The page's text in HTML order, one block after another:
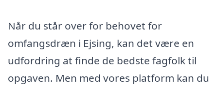
Når du står over for behovet for
omfangsdræn i Ejsing, kan det være en
udfordring at finde de bedste fagfolk til
opgaven. Men med vores platform kan du